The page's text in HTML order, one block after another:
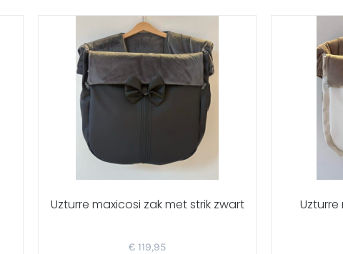
Uzturre maxicosi zak met strik zwart
€ 119,95